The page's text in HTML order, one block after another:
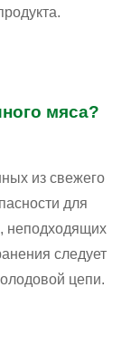
мяса?
из свежего
для
неподходящих
следует
цепи.